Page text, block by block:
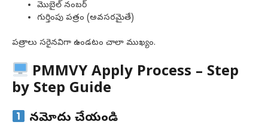
మొబైల్ నంబర్
గుర్తింపు పత్రం (అవసరమైతే)
పత్రాలు సరైనవిగా ఉండటం చాలా ముఖ్యం.
PMMVY Apply Process – Step
by Step Guide
నమోదు చేయండి